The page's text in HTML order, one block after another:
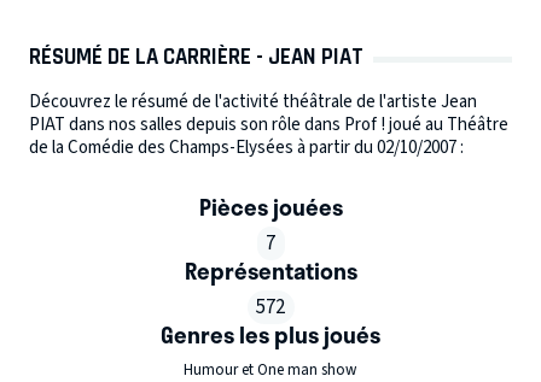
RÉSUMÉ DE LA CARRIÈRE - JEAN PIAT
Découvrez le résumé de l'activité théâtrale de l'artiste Jean
PIAT dans nos salles depuis son rôle dans Prof ! joué au Théâtre
de la Comédie des Champs-Elysées à partir du 02/10/2007 :
Pièces jouées
7
Représentations
572
Genres les plus joués
Humour et One man show